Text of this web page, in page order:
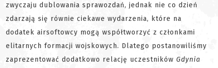
zwyczaju dublowania sprawozdań, jednak nie co dzień
zdarzają się równie ciekawe wydarzenia, które na
dodatek airsoftowcy mogą współtworzyć z członkami
elitarnych formacji wojskowych. Dlatego postanowiliśmy
zaprezentować dodatkowo relację uczestników Gdynia